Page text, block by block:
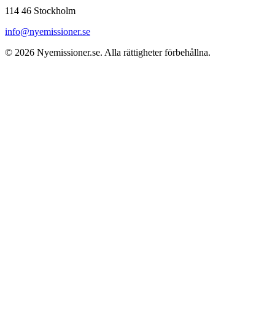
114 46 Stockholm
info@nyemissioner.se
© 2026 Nyemissioner.se. Alla rättigheter förbehållna.